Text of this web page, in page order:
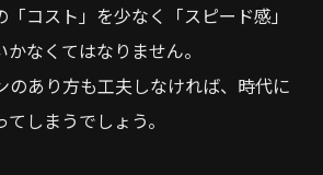
コスト」を少なく「スピード感」
なくてはなりません。
のあり方も工夫しなければ、時代に
しまうでしょう。